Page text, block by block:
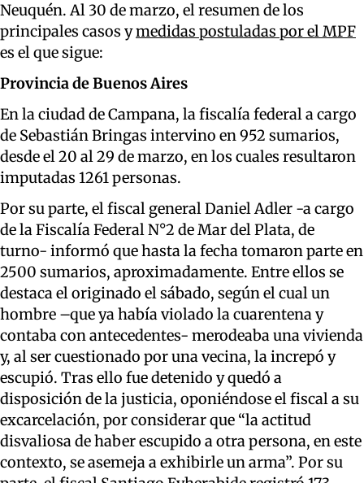
Neuquén. Al 30 de marzo, el resumen de los
principales casos ymedidas postuladas por el MPF
es el que sigue:
Provincia de Buenos Aires
En la ciudad de Campana, la fiscalía federal a cargo
de Sebastián Bringas intervino en 952 sumarios,
desde el 20 al 29 de marzo, en los cuales resultaron
imputadas 1261 personas.
Por su parte, el fiscal general Daniel Adler -a cargo
de la Fiscalía Federal N°2 de Mar del Plata, de
turno- informó que hasta la fecha tomaron parte en
2500 sumarios, aproximadamente. Entre ellos se
destaca el originado el sábado, según el cual un
hombre –que ya había violado la cuarentena y
contaba con antecedentes- merodeaba una vivienda
y, al ser cuestionado por una vecina, la increpó y
escupió. Tras ello fue detenido y quedó a
disposición de la justicia, oponiéndose el fiscal a su
excarcelación, por considerar que “la actitud
disvaliosa de haber escupido a otra persona, en este
contexto, se asemeja a exhibirle un arma”. Por su